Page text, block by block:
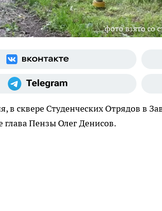
фото взято со
в сквере Студенческих Отрядов в
глава Пензы Олег Денисов.